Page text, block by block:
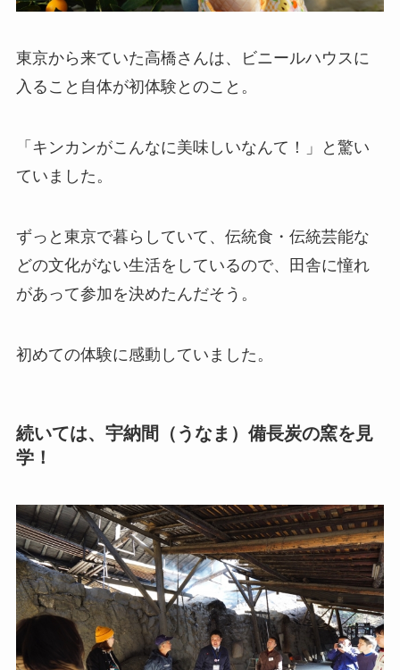
東京から来ていた高橋さんは、ビニールハウスに
入ること自体が初体験とのこと。
「キンカンがこんなに美味しいなんて！」と驚い
ていました。
ずっと東京で暮らしていて、伝統食・伝統芸能な
どの文化がない生活をしているので、田舎に憧れ
があって参加を決めたんだそう。
初めての体験に感動していました。
続いては、宇納間（うなま）備長炭の窯を見
学！